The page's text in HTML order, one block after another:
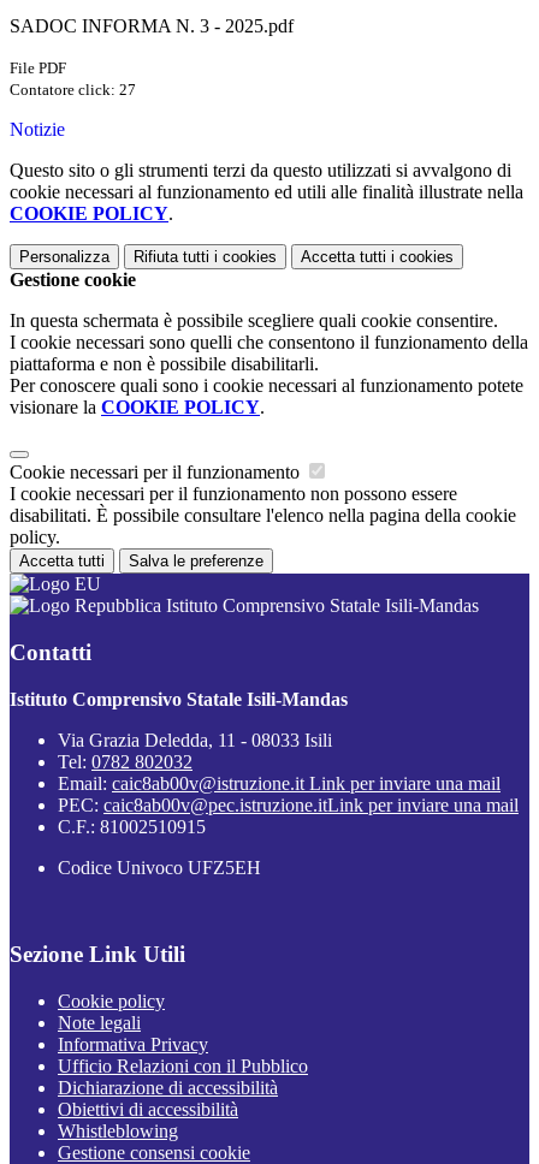
SADOC INFORMA N. 3 - 2025.pdf
File PDF
Contatore click: 27
Notizie
Questo sito o gli strumenti terzi da questo utilizzati si avvalgono di
cookie necessari al funzionamento ed utili alle finalità illustrate nella
COOKIE POLICY.
Personalizza Rifiuta tutti i cookies Accetta tutti i cookies
Gestione cookie
In questa schermata è possibile scegliere quali cookie consentire.
I cookie necessari sono quelli che consentono il funzionamento della
piattaforma e non è possibile disabilitarli.
Per conoscere quali sono i cookie necessari al funzionamento potete
visionare la COOKIE POLICY.
Cookie necessari per il funzionamento
I cookie necessari per il funzionamento non possono essere
disabilitati. È possibile consultare l'elenco nella pagina della cookie
policy.
Accetta tutti Salva le preferenze
Istituto Comprensivo Statale Isili-Mandas
Contatti
Istituto Comprensivo Statale Isili-Mandas
Via Grazia Deledda, 11 - 08033 Isili
Tel: 0782 802032
Email: caic8ab00v@istruzione.it Link per inviare una mail
PEC: caic8ab00v@pec.istruzione.itLink per inviare una mail
C.F.: 81002510915
Codice Univoco UFZ5EH
Sezione Link Utili
Cookie policy
Note legali
Informativa Privacy
Ufficio Relazioni con il Pubblico
Dichiarazione di accessibilità
Obiettivi di accessibilità
Whistleblowing
Gestione consensi cookie